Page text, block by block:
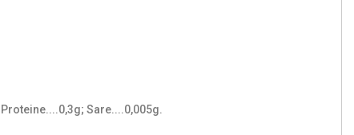
Sare....0,005g.